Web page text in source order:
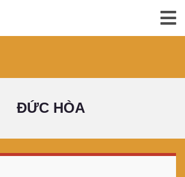
ĐỨC HÒA